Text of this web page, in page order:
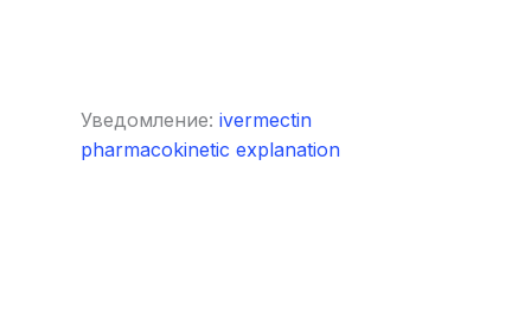
Уведомление: ivermectin
pharmacokinetic explanation